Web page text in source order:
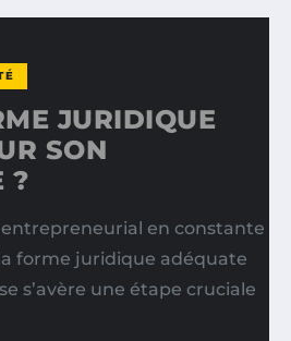
JURIDIQUE
SON
?
en constante
forme juridique adéquate
s’avère une étape cruciale